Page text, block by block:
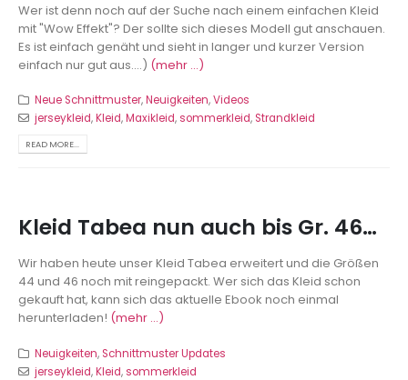
Wer ist denn noch auf der Suche nach einem einfachen Kleid
mit "Wow Effekt"? Der sollte sich dieses Modell gut anschauen.
Es ist einfach genäht und sieht in langer und kurzer Version
einfach nur gut aus....) (mehr …)
Neue Schnittmuster,Neuigkeiten,Videos
jerseykleid,Kleid,Maxikleid,sommerkleid,Strandkleid
READ MORE...
Kleid Tabea nun auch bis Gr. 46…
Wir haben heute unser Kleid Tabea erweitert und die Größen
44 und 46 noch mit reingepackt. Wer sich das Kleid schon
gekauft hat, kann sich das aktuelle Ebook noch einmal
herunterladen! (mehr …)
Neuigkeiten,Schnittmuster Updates
jerseykleid,Kleid,sommerkleid